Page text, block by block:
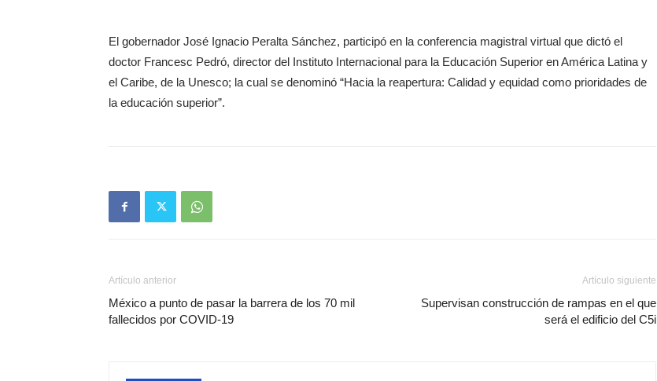
El gobernador José Ignacio Peralta Sánchez, participó en la conferencia magistral virtual que dictó el
doctor Francesc Pedró, director del Instituto Internacional para la Educación Superior en América Latina y
el Caribe, de la Unesco; la cual se denominó “Hacia la reapertura: Calidad y equidad como prioridades de
la educación superior”.
Artículo anterior
México a punto de pasar la barrera de los 70 mil
fallecidos por COVID-19
Artículo siguiente
Supervisan construcción de rampas en el que
será el edificio del C5i